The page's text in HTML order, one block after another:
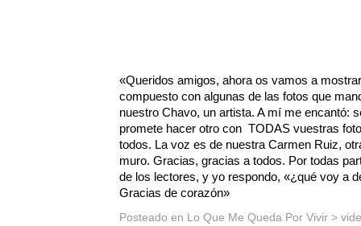
«Queridos amigos, ahora os vamos a
compuesto con algunas de las fotos que
nuestro Chavo, un artista. A mí me encantó:
promete hacer otro con TODAS vuestras
todos. La voz es de nuestra Carmen Ruiz,
muro. Gracias, gracias a todos. Por todas
de los lectores, y yo respondo, «¿qué voy a
Gracias de corazón»
Posteado en Lo Que Me Queda Por Vivir >